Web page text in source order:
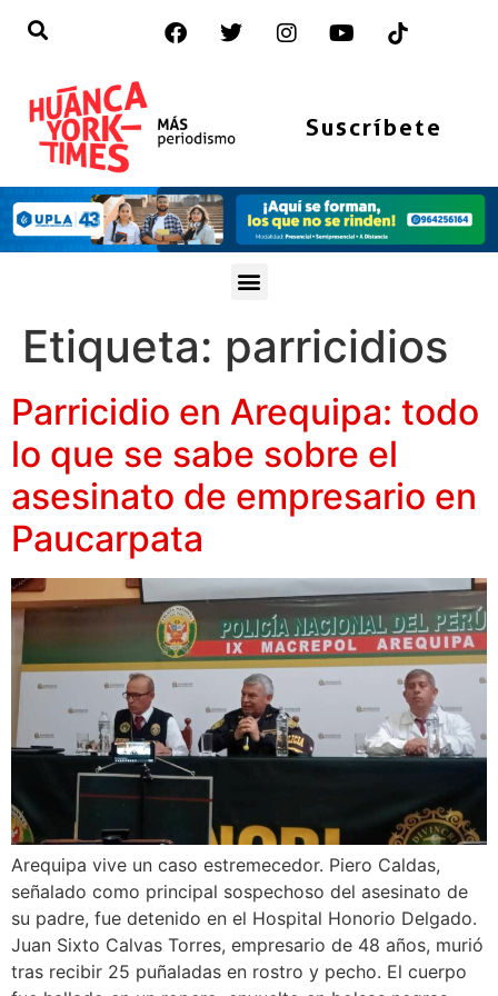
Suscríbete
Etiqueta: parricidios
Parricidio en Arequipa: todo
lo que se sabe sobre el
asesinato de empresario en
Paucarpata
Arequipa vive un caso estremecedor. Piero Caldas,
señalado como principal sospechoso del asesinato de
su padre, fue detenido en el Hospital Honorio Delgado.
Juan Sixto Calvas Torres, empresario de 48 años, murió
tras recibir 25 puñaladas en rostro y pecho. El cuerpo